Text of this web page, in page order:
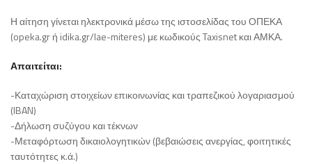
Η αίτηση γίνεται ηλεκτρονικά μέσω της ιστοσελίδας του ΟΠΕΚΑ
(opeka.gr ή idika.gr/lae-miteres) με κωδικούς Taxisnet και ΑΜΚΑ.
Απαιτείται:
-Καταχώριση στοιχείων επικοινωνίας και τραπεζικού λογαριασμού
(IBAN)
-Δήλωση συζύγου και τέκνων
-Μεταφόρτωση δικαιολογητικών (βεβαιώσεις ανεργίας, φοιτητικές
ταυτότητες κ.ά.)